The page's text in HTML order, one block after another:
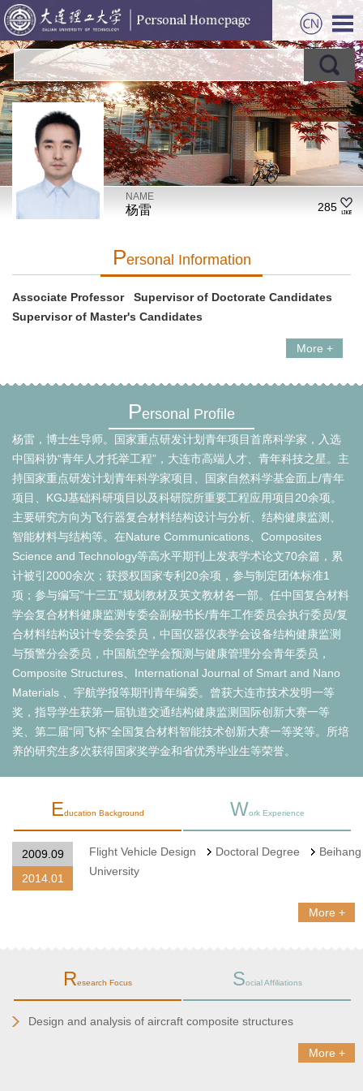
NAME
杨雷 285
PErsonal Information
Associate Professor Supervisor of Doctorate Candidates
Supervisor of Master's Candidates
More +
Personal Profile
杨雷，博士生导师。国家重点研发计划青年项目首席科学家，入选
中国科协“青年人才托举工程”， 大连市高端人才、 青年科技之星。主
持国家重点研发计划青年科学家项目、国家自然科学基金面上/青年
项目、KGJ基础科研项目以及科研院所重要工程应用项目20余项。
主要研究方向为飞行器复合材料结构设计与分析、结构健康监测、
智能材料与结构等。在Nature Communications、Composites
Science and Technology等高水平期刊上发表学术论文70余篇，累
计被引2000余次；获授权国家专利20余项，参与制定团体标准1
项；参与编写“十三五”规划教材及英文教材各一部。任中国复合材料
学会复合材料健康监测专委会副秘书长/青年工作委员会执行委员/复
合材料结构设计专委会委员，中国仪器仪表学会设备结构健康监测
与预警分会委员，中国航空学会预测与健康管理分会青年委员，
Composite Structures、International Journal of Smart and Nano
Materials 、宇航学报等期刊青年编委。曾获大连市技术发明一等
奖，指导学生获第一届轨道交通结构健康监测国际创新大赛一等
奖、第二届“同飞杯”全国复合材料智能技术创新大赛一等奖等。所培
养的研究生多次获得国家奖学金和省优秀毕业生等荣誉。
Education Background Work Experience
2009.09
2014.01
Flight Vehicle Design Doctoral Degree
Beihang
University
More +
Research Focus Social Affiliations
Design and analysis of aircraft composite structures
More +